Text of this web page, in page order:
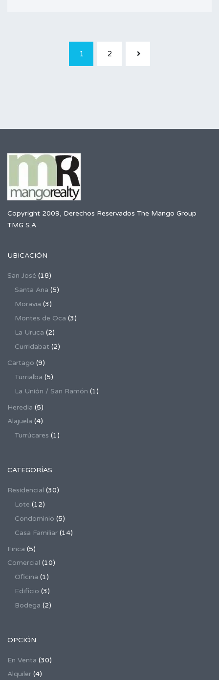
1 2
Copyright 2009, Derechos Reservados The Mango Group
TMG S.A.
UBICACIÓN
San José (18)
Santa Ana (5)
Moravia (3)
Montes de Oca (3)
La Uruca (2)
Curridabat (2)
Cartago (9)
Turrialba (5)
La Unión / San Ramón (1)
Heredia (5)
Alajuela (4)
Turrúcares (1)
CATEGORÍAS
Residencial (30)
Lote (12)
Condominio (5)
Casa Familiar (14)
Finca (5)
Comercial (10)
Oficina (1)
Edificio (3)
Bodega (2)
OPCIÓN
En Venta (30)
Alquiler (4)